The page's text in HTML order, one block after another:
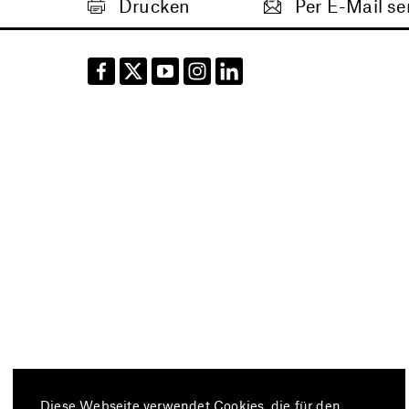
Drucken Per E-Mail